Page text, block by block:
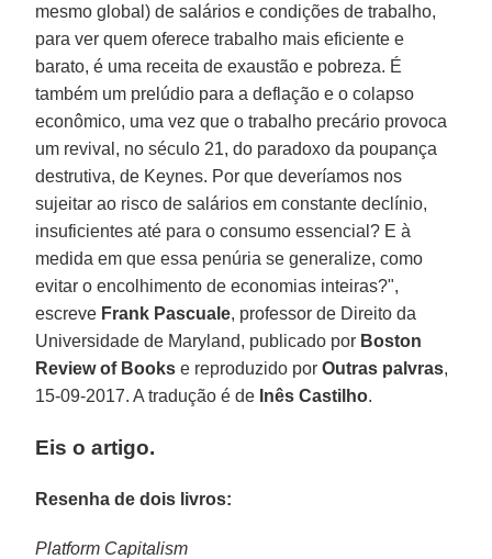
mesmo global) de salários e condições de trabalho,
para ver quem oferece trabalho mais eficiente e
barato, é uma receita de exaustão e pobreza. É
também um prelúdio para a deflação e o colapso
econômico, uma vez que o trabalho precário provoca
um revival, no século 21, do paradoxo da poupança
destrutiva, de Keynes. Por que deveríamos nos
sujeitar ao risco de salários em constante declínio,
insuficientes até para o consumo essencial? E à
medida em que essa penúria se generalize, como
evitar o encolhimento de economias inteiras?",
escreve Frank Pascuale, professor de Direito da
Universidade de Maryland, publicado por Boston
Review of Books e reproduzido porOutras palvras,
15-09-2017. A tradução é de Inês Castilho.
Eis o artigo.
Resenha de dois livros:
Platform Capitalism